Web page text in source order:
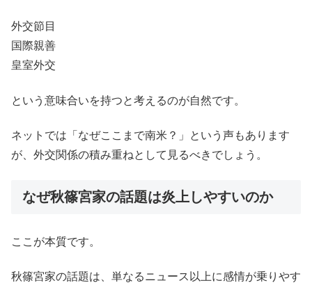
外交節目
国際親善
皇室外交
という意味合いを持つと考えるのが自然です。
ネットでは「なぜここまで南米？」という声もあります
が、外交関係の積み重ねとして見るべきでしょう。
なぜ秋篠宮家の話題は炎上しやすいのか
ここが本質です。
秋篠宮家の話題は、単なるニュース以上に感情が乗りやす